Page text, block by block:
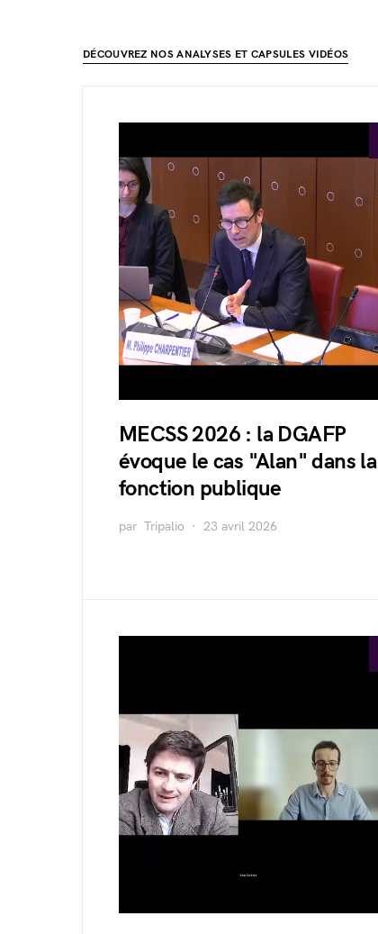
DÉCOUVREZ NOS ANALYSES ET CAPSULES VIDÉOS
MECSS 2026 : la DGAFP
évoque le cas "Alan" dans la
fonction publique
par Tripalio 23 avril 2026